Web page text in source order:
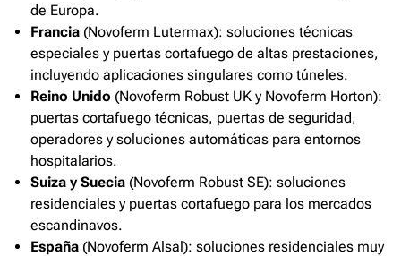
de Europa.
Francia (Novoferm Lutermax): soluciones técnicas
especiales y puertas cortafuego de altas prestaciones,
incluyendo aplicaciones singulares como túneles.
Reino Unido (Novoferm Robust UK y Novoferm Horton):
puertas cortafuego técnicas, puertas de seguridad,
operadores y soluciones automáticas para entornos
hospitalarios.
Suiza y Suecia (Novoferm Robust SE): soluciones
residenciales y puertas cortafuego para los mercados
escandinavos.
España (Novoferm Alsal): soluciones residenciales muy